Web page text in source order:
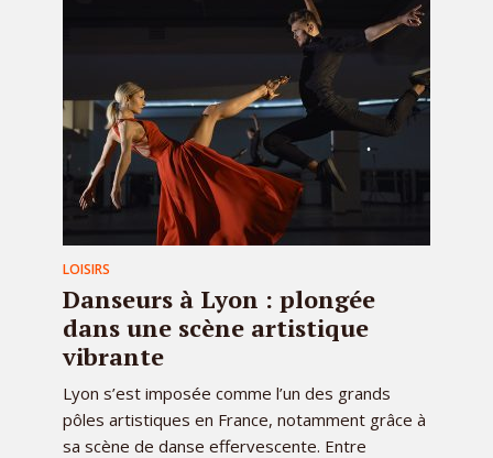
LOISIRS
Danseurs à Lyon : plongée
dans une scène artistique
vibrante
Lyon s’est imposée comme l’un des grands
pôles artistiques en France, notamment grâce à
sa scène de danse effervescente. Entre